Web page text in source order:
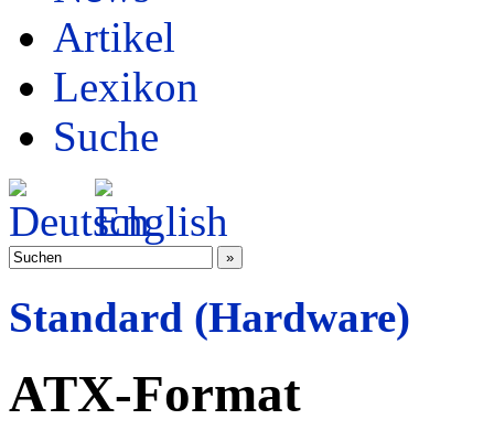
Artikel
Lexikon
Suche
Standard (Hardware)
ATX-Format